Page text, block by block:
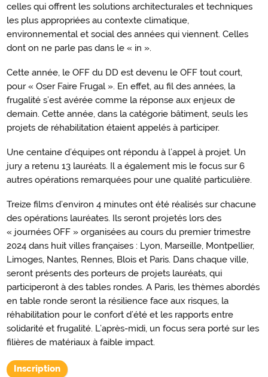
celles qui offrent les solutions architecturales et techniques
les plus appropriées au contexte climatique,
environnemental et social des années qui viennent. Celles
dont on ne parle pas dans le « in ».
Cette année, le OFF du DD est devenu le OFF tout court,
pour « Oser Faire Frugal ». En effet, au fil des années, la
frugalité s’est avérée comme la réponse aux enjeux de
demain. Cette année, dans la catégorie bâtiment, seuls les
projets de réhabilitation étaient appelés à participer.
Une centaine d’équipes ont répondu à l’appel à projet. Un
jury a retenu 13 lauréats. Il a également mis le focus sur 6
autres opérations remarquées pour une qualité particulière.
Treize films d’environ 4 minutes ont été réalisés sur chacune
des opérations lauréates. Ils seront projetés lors des
« journées OFF » organisées au cours du premier trimestre
2024 dans huit villes françaises : Lyon, Marseille, Montpellier,
Limoges, Nantes, Rennes, Blois et Paris. Dans chaque ville,
seront présents des porteurs de projets lauréats, qui
participeront à des tables rondes. A Paris, les thèmes abordés
en table ronde seront la résilience face aux risques, la
réhabilitation pour le confort d’été et les rapports entre
solidarité et frugalité. L’après-midi, un focus sera porté sur les
filières de matériaux à faible impact.
Inscription